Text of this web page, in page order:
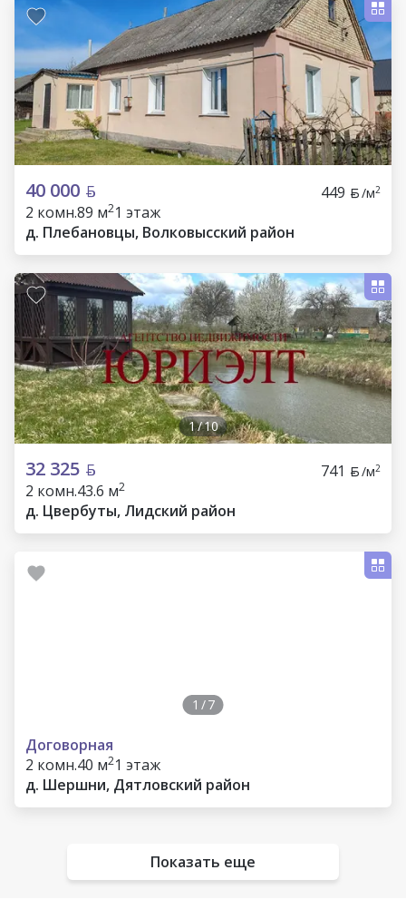
40 000 449 /м2
2 комн.89 м21 этаж
д. Плебановцы, Волковысский район
1/10
32 325 741 /м2
2 комн.43.6 м2
д. Цвербуты, Лидский район
1 /7
Договорная
2 комн.40 м21 этаж
д. Шершни, Дятловский район
Показать еще